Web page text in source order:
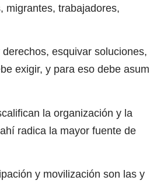
migrantes, trabajadores,
esquivar soluciones,
exigir, y para eso debe
la organización y la
radica la mayor fuente de
y movilización son las y